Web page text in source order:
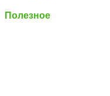
Полезное